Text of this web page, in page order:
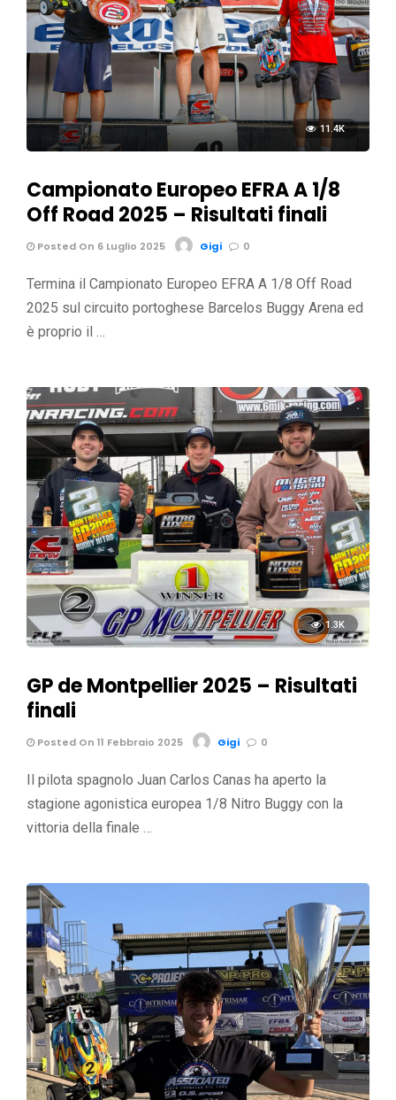
11.4K
Campionato Europeo EFRA A 1/8
Off Road 2025 – Risultati finali
Posted On 6 Luglio 2025 Gigi 0
Termina il Campionato Europeo EFRA A 1/8 Off Road
2025 sul circuito portoghese Barcelos Buggy Arena ed
è proprio il …
1.3K
GP de Montpellier 2025 – Risultati
finali
Posted On 11 Febbraio 2025 Gigi 0
Il pilota spagnolo Juan Carlos Canas ha aperto la
stagione agonistica europea 1/8 Nitro Buggy con la
vittoria della finale …